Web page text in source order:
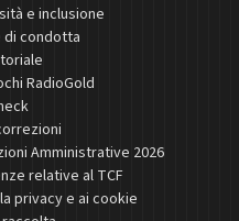
e inclusione
di condotta
RadioGold
Amministrative 2026
relative al TCF
privacy e ai cookie